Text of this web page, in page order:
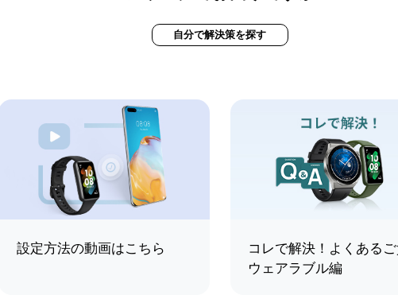
自分で解決策を探す
設定方法の動画はこちら
コレで解決！よくある
ウェアラブル編